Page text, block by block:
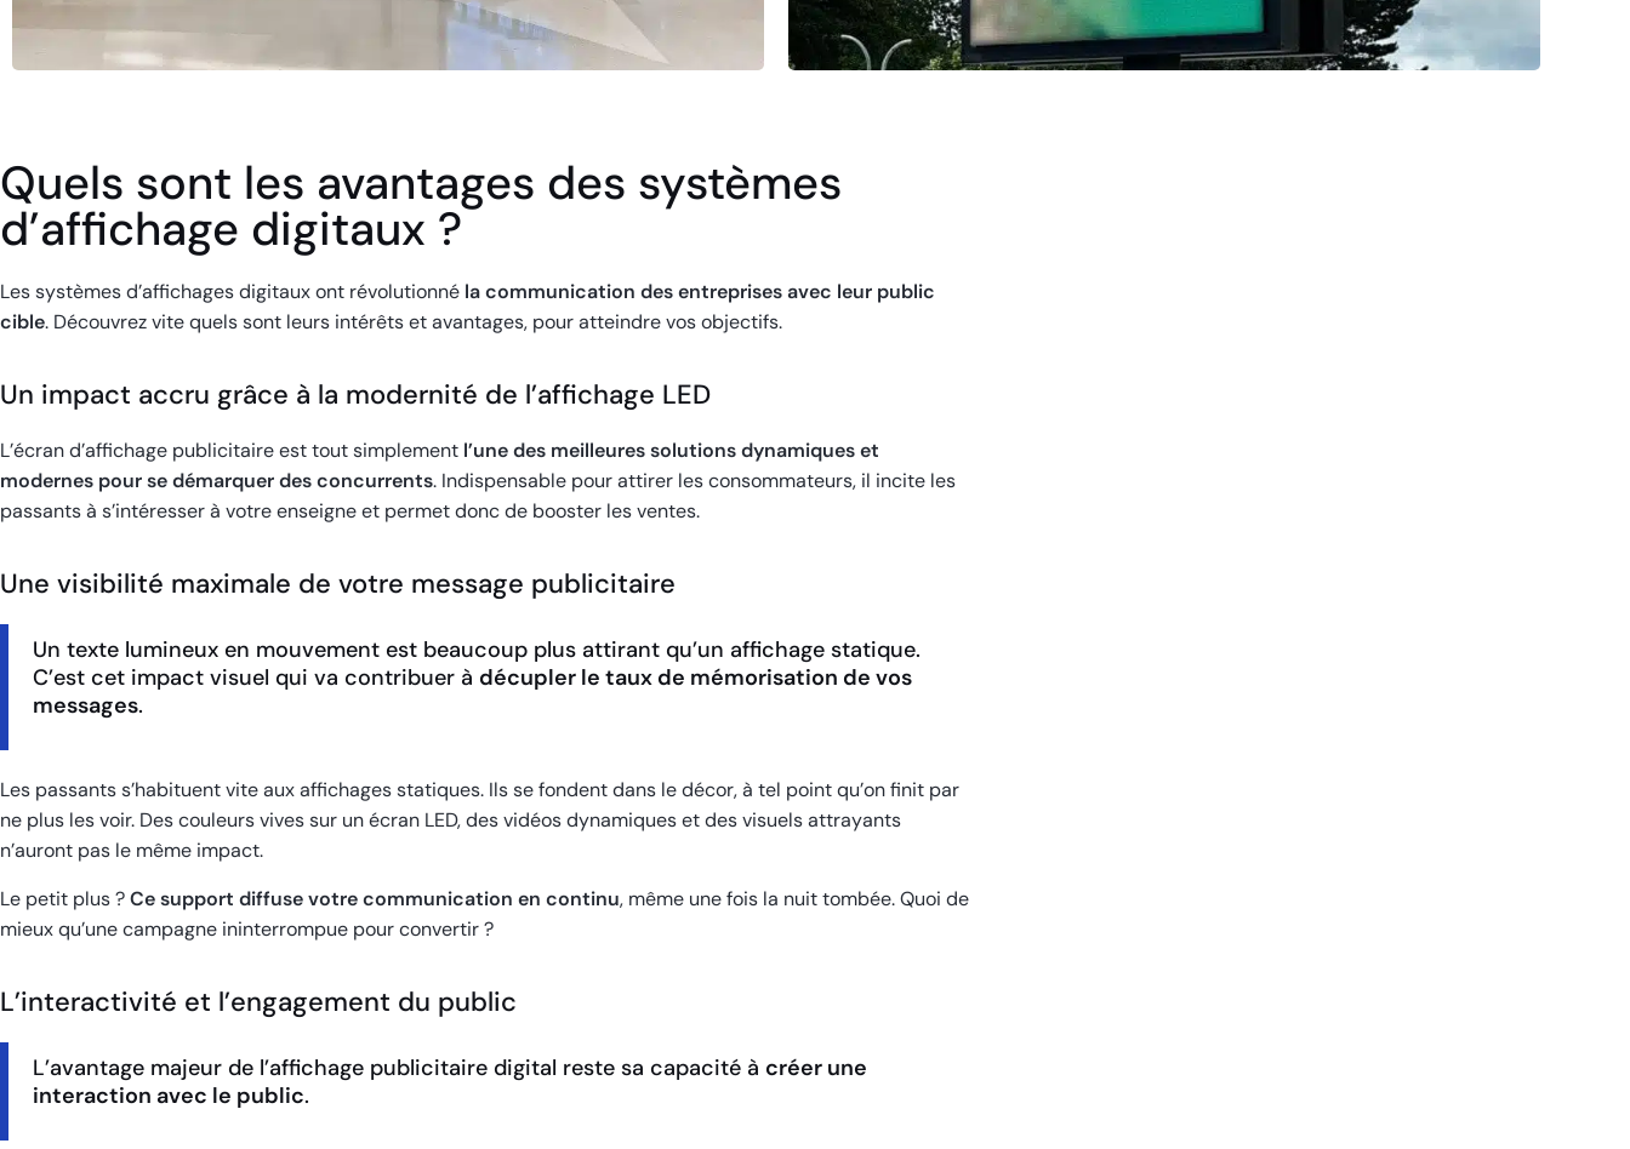
Quels sont les avantages des systèmes
d’affichage digitaux ?
Les systèmes d’affichages digitaux ont révolutionné la communication des entreprises avec leur public
cible. Découvrez vite quels sont leurs intérêts et avantages, pour atteindre vos objectifs.
Un impact accru grâce à la modernité de l’affichage LED
L’écran d’affichage publicitaire est tout simplement l’une des meilleures solutions dynamiques et
modernes pour se démarquer des concurrents. Indispensable pour attirer les consommateurs, il incite les
passants à s’intéresser à votre enseigne et permet donc de booster les ventes.
Une visibilité maximale de votre message publicitaire
Un texte lumineux en mouvement est beaucoup plus attirant qu’un affichage statique.
C’est cet impact visuel qui va contribuer à décupler le taux de mémorisation de vos
messages.
Les passants s’habituent vite aux affichages statiques. Ils se fondent dans le décor, à tel point qu’on finit par
ne plus les voir. Des couleurs vives sur un écran LED, des vidéos dynamiques et des visuels attrayants
n’auront pas le même impact.
Le petit plus ?Ce support diffuse votre communication en continu, même une fois la nuit tombée. Quoi de
mieux qu’une campagne ininterrompue pour convertir ?
L’interactivité et l’engagement du public
L’avantage majeur de l’affichage publicitaire digital reste sa capacité à créer une
interaction avec le public.